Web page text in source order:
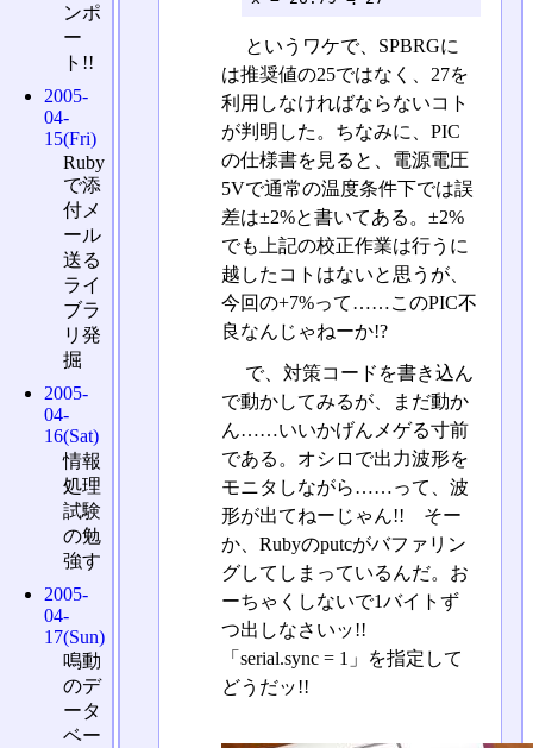
というワケで、SPBRGに
は推奨値の25ではなく、27を
利用しなければならないコト
が判明した。ちなみに、PIC
の仕様書を見ると、電源電圧
5Vで通常の温度条件下では誤
差は±2%と書いてある。±2%
でも上記の校正作業は行うに
越したコトはないと思うが、
今回の+7%って……このPIC不
良なんじゃねーか!?
で、対策コードを書き込ん
で動かしてみるが、まだ動か
ん……いいかげんメゲる寸前
である。オシロで出力波形を
モニタしながら……って、波
形が出てねーじゃん!! そー
か、Rubyのputcがバファリン
グしてしまっているんだ。お
ーちゃくしないで1バイトず
つ出しなさいッ!!
「serial.sync = 1」を指定して
どうだッ!!
ンポ
ー
ト!!
2005-
04-
15(Fri)
Ruby
で添
付メ
ール
送る
ライ
ブラ
リ発
掘
2005-
04-
16(Sat)
情報
処理
試験
の勉
強す
2005-
04-
17(Sun)
鳴動
のデ
ータ
ベー